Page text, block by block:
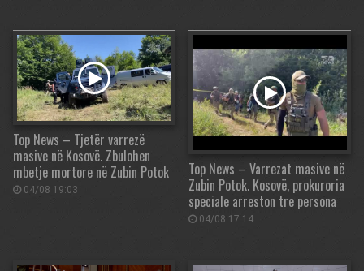
Top News – Tjetër varrezë
masive në Kosovë. Zbulohen
mbetje mortore në Zubin Potok
04/08 19:03
Top News – Varrezat masive në
Zubin Potok. Kosovë, prokuroria
speciale arreston tre persona
04/08 17:14